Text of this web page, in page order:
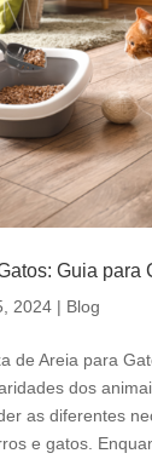
Guia para
2024| Blog
de Areia para
dos
as diferentes
e gatos.